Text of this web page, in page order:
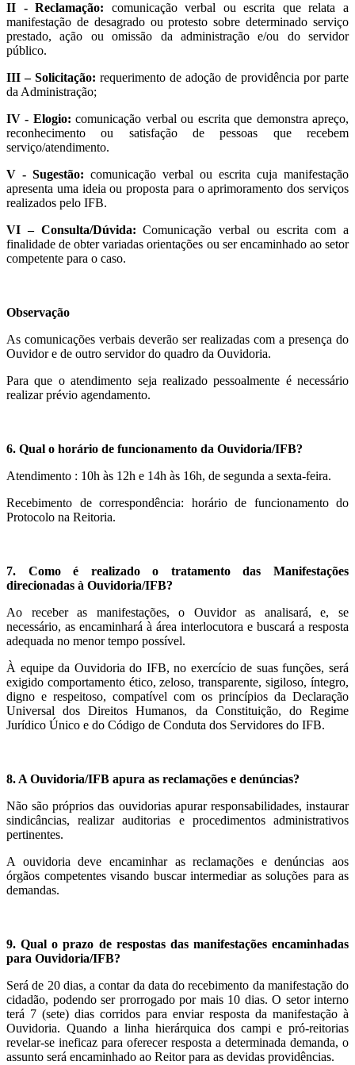
II - Reclamação: comunicação verbal ou escrita que relata a
manifestação de desagrado ou protesto sobre determinado serviço
prestado, ação ou omissão da administração e/ou do servidor
público.
III – Solicitação: requerimento de adoção de providência por parte
da Administração;
IV - Elogio: comunicação verbal ou escrita que demonstra apreço,
reconhecimento ou satisfação de pessoas que recebem
serviço/atendimento.
V - Sugestão: comunicação verbal ou escrita cuja manifestação
apresenta uma ideia ou proposta para o aprimoramento dos serviços
realizados pelo IFB.
VI – Consulta/Dúvida: Comunicação verbal ou escrita com a
finalidade de obter variadas orientações ou ser encaminhado ao setor
competente para o caso.
Observação
As comunicações verbais deverão ser realizadas com a presença do
Ouvidor e de outro servidor do quadro da Ouvidoria.
Para que o atendimento seja realizado pessoalmente é necessário
realizar prévio agendamento.
6. Qual o horário de funcionamento da Ouvidoria/IFB?
Atendimento : 10h às 12h e 14h às 16h, de segunda a sexta-feira.
Recebimento de correspondência: horário de funcionamento do
Protocolo na Reitoria.
7. Como é realizado o tratamento das Manifestações
direcionadas à Ouvidoria/IFB?
Ao receber as manifestações, o Ouvidor as analisará, e, se
necessário, as encaminhará à área interlocutora e buscará a resposta
adequada no menor tempo possível.
À equipe da Ouvidoria do IFB, no exercício de suas funções, será
exigido comportamento ético, zeloso, transparente, sigiloso, íntegro,
digno e respeitoso, compatível com os princípios da Declaração
Universal dos Direitos Humanos, da Constituição, do Regime
Jurídico Único e do Código de Conduta dos Servidores do IFB.
8. A Ouvidoria/IFB apura as reclamações e denúncias?
Não são próprios das ouvidorias apurar responsabilidades, instaurar
sindicâncias, realizar auditorias e procedimentos administrativos
pertinentes.
A ouvidoria deve encaminhar as reclamações e denúncias aos
órgãos competentes visando buscar intermediar as soluções para as
demandas.
9. Qual o prazo de respostas das manifestações encaminhadas
para Ouvidoria/IFB?
Será de 20 dias, a contar da data do recebimento da manifestação do
cidadão, podendo ser prorrogado por mais 10 dias. O setor interno
terá 7 (sete) dias corridos para enviar resposta da manifestação à
Ouvidoria. Quando a linha hierárquica dos campi e pró-reitorias
revelar-se ineficaz para oferecer resposta a determinada demanda, o
assunto será encaminhado ao Reitor para as devidas providências.